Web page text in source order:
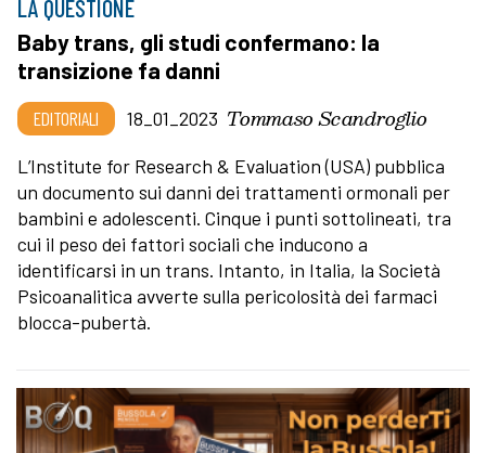
LA QUESTIONE
Baby trans, gli studi confermano: la
transizione fa danni
EDITORIALI 18_01_2023 Tommaso Scandroglio
L’Institute for Research & Evaluation (USA) pubblica
un documento sui danni dei trattamenti ormonali per
bambini e adolescenti. Cinque i punti sottolineati, tra
cui il peso dei fattori sociali che inducono a
identificarsi in un trans. Intanto, in Italia, la Società
Psicoanalitica avverte sulla pericolosità dei farmaci
blocca-pubertà.